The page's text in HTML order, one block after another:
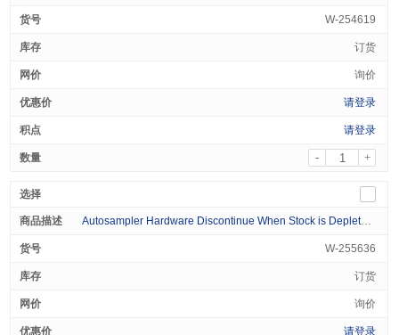
W-254619
订货
询价
请登录
请登录
- +
Autosampler Hardware Discontinue When Stock is Depleted Autosampler Carriage Motor for Agilent 7673 A or B 1/pk
W-255636
订货
询价
请登录